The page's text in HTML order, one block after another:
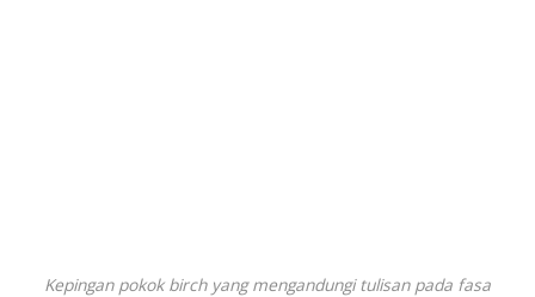
Kepingan pokok birch yang mengandungi tulisan pada fasa